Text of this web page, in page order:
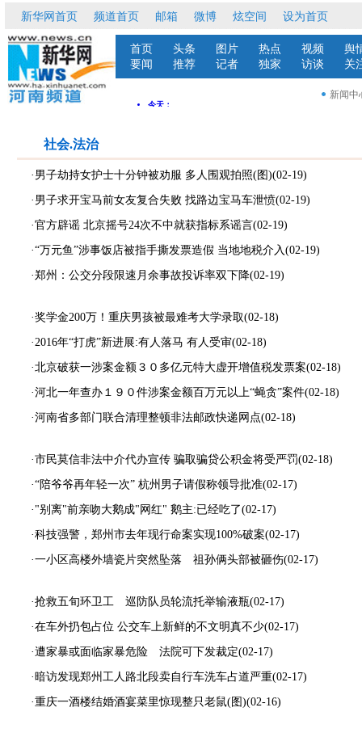
社会.法治
·男子劫持女护士十分钟被劝服 多人围观拍照(图)(02-19)
·男子求开宝马前女友复合失败 找路边宝马车泄愤(02-19)
·官方辟谣 北京摇号24次不中就获指标系谣言(02-19)
·“万元鱼”涉事饭店被指手撕发票造假 当地地税介入(02-19)
·郑州：公交分段限速月余事故投诉率双下降(02-19)
·奖学金200万！重庆男孩被最难考大学录取(02-18)
·2016年“打虎”新进展:有人落马 有人受审(02-18)
·北京破获一涉案金额３０多亿元特大虚开增值税发票案(02-18)
·河北一年查办１９０件涉案金额百万元以上“蝇贪”案件(02-18)
·河南省多部门联合清理整顿非法邮政快递网点(02-18)
·市民莫信非法中介代办宣传 骗取骗贷公积金将受严罚(02-18)
·“陪爷爷再年轻一次” 杭州男子请假称领导批准(02-17)
·"别离"前亲吻大鹅成"网红" 鹅主:已经吃了(02-17)
·科技强警，郑州市去年现行命案实现100%破案(02-17)
·一小区高楼外墙瓷片突然坠落 祖孙俩头部被砸伤(02-17)
·抢救五旬环卫工 巡防队员轮流托举输液瓶(02-17)
·在车外扔包占位 公交车上新鲜的不文明真不少(02-17)
·遭家暴或面临家暴危险 法院可下发裁定(02-17)
·暗访发现郑州工人路北段卖自行车洗车占道严重(02-17)
·重庆一酒楼结婚酒宴菜里惊现整只老鼠(图)(02-16)